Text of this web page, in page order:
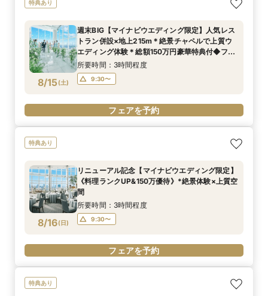
特典あり
8/15(土)
週末BIG【マイナビウエディング限定】人気レス
トラン併設×地上215m＊絶景チャペルで上質ウ
エディング体験＊総額150万円豪華特典付◆フェ
ア
所要時間：3時間程度
9:30〜
フェアを予約
特典あり
8/16(日)
リニューアル記念【マイナビウエディング限定】
《料理ランクUP&150万優待》*絶景体験×上質空
間
所要時間：3時間程度
9:30〜
フェアを予約
特典あり